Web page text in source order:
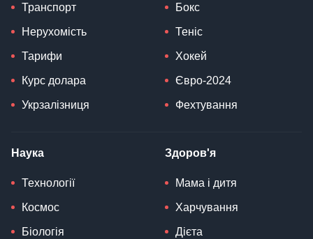
Транспорт
Нерухомість
Тарифи
Курс долара
Укрзалізниця
Бокс
Теніс
Хокей
Євро-2024
Фехтування
Наука
Технології
Космос
Біологія
Здоров'я
Мама і дитя
Харчування
Дієта